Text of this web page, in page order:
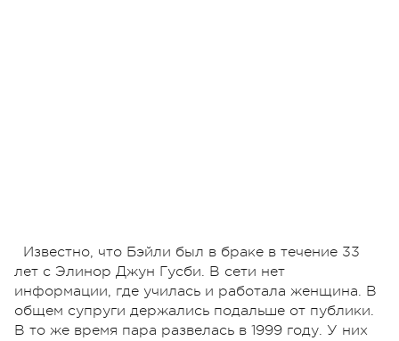
Известно, что Бэйли был в браке в течение 33
лет с Элинор Джун Гусби. В сети нет
информации, где училась и работала женщина. В
общем супруги держались подальше от публики.
В то же время пара развелась в 1999 году. У них